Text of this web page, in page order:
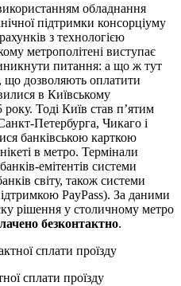
обладнання
підтримки консорціуму
з технологією
метрополітені виступає
питання: а що ж тут
що дозволяють оплатити
в Київському
Тоді Київ став п’ятим
Петербурга, Чикаго і
банківською карткою
в метро. Термінали
емітентів системи
світу, також системи
PayPass). За даними
рішення у столичному метро
безконтактно.
сплати проїзду